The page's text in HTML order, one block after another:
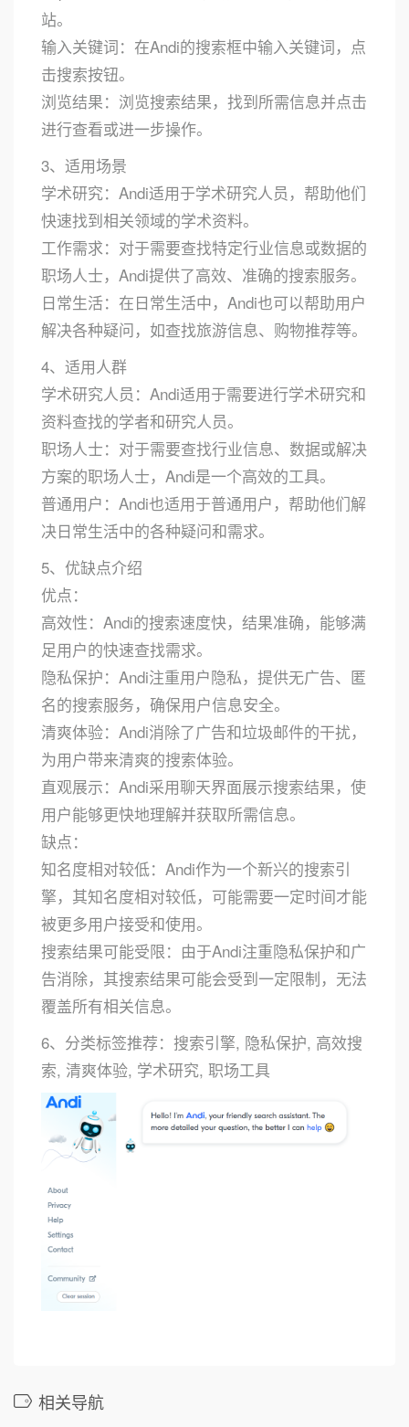
站。
输入关键词：在Andi的搜索框中输入关键词，点
击搜索按钮。
浏览结果：浏览搜索结果，找到所需信息并点击
进行查看或进一步操作。
3、适用场景
学术研究：Andi适用于学术研究人员，帮助他们
快速找到相关领域的学术资料。
工作需求：对于需要查找特定行业信息或数据的
职场人士，Andi提供了高效、准确的搜索服务。
日常生活：在日常生活中，Andi也可以帮助用户
解决各种疑问，如查找旅游信息、购物推荐等。
4、适用人群
学术研究人员：Andi适用于需要进行学术研究和
资料查找的学者和研究人员。
职场人士：对于需要查找行业信息、数据或解决
方案的职场人士，Andi是一个高效的工具。
普通用户：Andi也适用于普通用户，帮助他们解
决日常生活中的各种疑问和需求。
5、优缺点介绍
优点：
高效性：Andi的搜索速度快，结果准确，能够满
足用户的快速查找需求。
隐私保护：Andi注重用户隐私，提供无广告、匿
名的搜索服务，确保用户信息安全。
清爽体验：Andi消除了广告和垃圾邮件的干扰，
为用户带来清爽的搜索体验。
直观展示：Andi采用聊天界面展示搜索结果，使
用户能够更快地理解并获取所需信息。
缺点：
知名度相对较低：Andi作为一个新兴的搜索引
擎，其知名度相对较低，可能需要一定时间才能
被更多用户接受和使用。
搜索结果可能受限：由于Andi注重隐私保护和广
告消除，其搜索结果可能会受到一定限制，无法
覆盖所有相关信息。
6、分类标签推荐：搜索引擎, 隐私保护, 高效搜
索, 清爽体验, 学术研究, 职场工具
相关导航